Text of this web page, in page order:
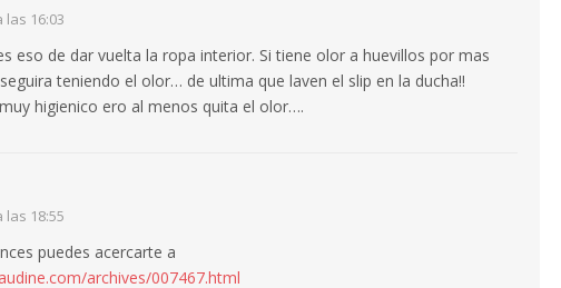
las 16:03
eso de dar vuelta la ropa interior. Si tiene olor a huevillos por mas
teniendo el olor… de ultima que laven el slip en la ducha!!
higienico ero al menos quita el olor….
las 18:55
puedes acercarte a
archives/007467.html